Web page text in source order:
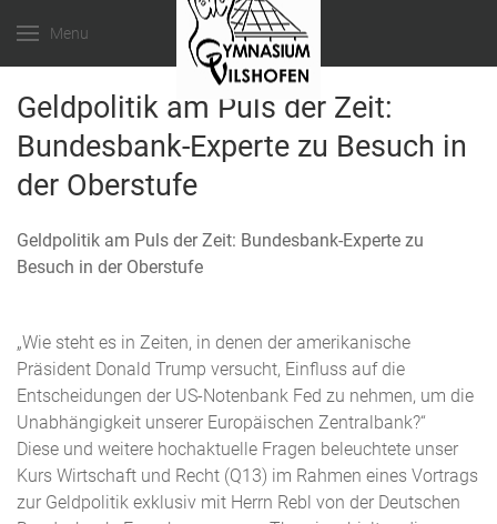
Menu
Geldpolitik am Puls der Zeit:
Bundesbank-Experte zu Besuch in
der Oberstufe
Geldpolitik am Puls der Zeit: Bundesbank-Experte zu
Besuch in der Oberstufe
„Wie steht es in Zeiten, in denen der amerikanische
Präsident Donald Trump versucht, Einfluss auf die
Entscheidungen der US-Notenbank Fed zu nehmen, um die
Unabhängigkeit unserer Europäischen Zentralbank?“
Diese und weitere hochaktuelle Fragen beleuchtete unser
Kurs Wirtschaft und Recht (Q13) im Rahmen eines Vortrags
zur Geldpolitik exklusiv mit Herrn Rebl von der Deutschen